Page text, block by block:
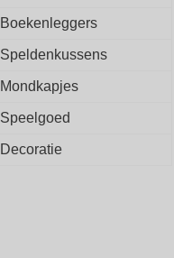
Boekenleggers
Speldenkussens
Mondkapjes
Speelgoed
Decoratie